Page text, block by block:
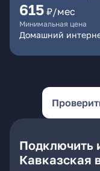
615 ₽/мес
Минимальная цена
Домашний
Подключить
Кавказская